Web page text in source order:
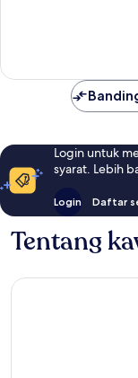
Login untuk
syarat. Lebih
Login Daftar
Tentang